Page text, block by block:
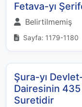
Fetava-yı
Belirtilmemiş
Sayfa: 1179-1180
Şura-yı
Dairesinin 435
Suretidir